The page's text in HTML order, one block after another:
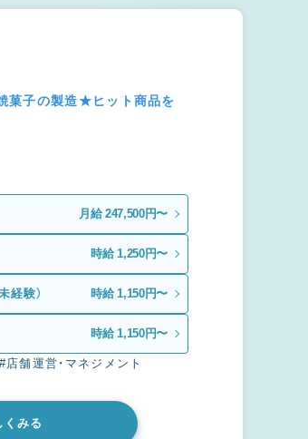
菓子の製造★ヒット商品を
月給 247,500円〜
時給 1,250円〜
経験） 時給 1,150円〜
時給 1,150円〜
#店舗運営・マネジメント
くみる